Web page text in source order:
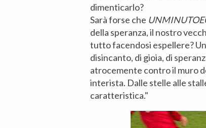
dimenticarlo?
Sarà forse che
della speranza, il nostro
tutto facendosi espellere?
disincanto, di gioia, di
atrocemente contro il muro
interista. Dalle stelle alle
caratteristica."